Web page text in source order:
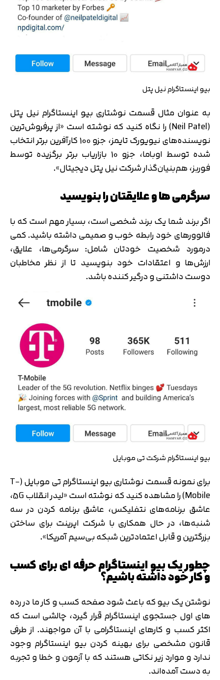
بیو اینستاگرام نیل پتل
به عنوان مثال قسمت نوشتاری بیو اینستاگرام نیل پتل
(Neil Patel) را نگاه کنید که نوشته است «از پرفروش‌ترین
نویسند‌ه‌های نیویورک تایمز، جزو 100 کارآفرین برتر انتخاب
شده توسط اوباما، جزو 10 بازاریاب برتر برگزیده توسط
فوربز، هم‌بنیان‌گذار شرکت نیل پتل دیجیتال».
سرگرمی ها و علایقتان را بنویسید
اگر برند شما یک برند شخصی است، بسیار مهم است که با
فالوورهای خود رابطه خوب و صمیمی داشته باشید. کمی
درمورد شخصیت خودتان شامل: سرگرمی‌ها، علایق،
ارزش‌ها و اعتقادات خود بنویسید تا از نظر مخاطبان
دوست داشتنی و درگیر کننده باشد.
بیو اینستاگرام شرکت تی موبایل
برای نمونه قسمت نوشتاری بیو اینستاگرام تی موبایل (T-
Mobile) را مشاهده کنید که نوشته است «لیدر انقلاب 5G،
عاشق برنامه‌های نتفلیکس، عاشق برنامه کردن در سه
شنبه‌ها، در حال همکاری با شرکت اپرینت برای ساختن
بزرگترین و قابل اعتمادترین شبکه بی‌سیم آمریکا».
چطور یک بیو اینستاگرام حرفه ای برای کسب
و کار خود داشته باشیم؟
نوشتن یک بیو که باعث شود صفحه کسب و کار ما در رده
های اول جستجوی اینستاگرام قرار گیرد، چالشی است که
اکثر کسب و کارهای اینستاگرامی با آن مواجهند. از طرفی
قانون مشخصی برای بهینه کردن بیو اینستاگرام وجود
ندارد و موارد زیر نکاتی هستند که با آزمون و خطا و تجربه
به دست آمده‌اند.
تایید کد